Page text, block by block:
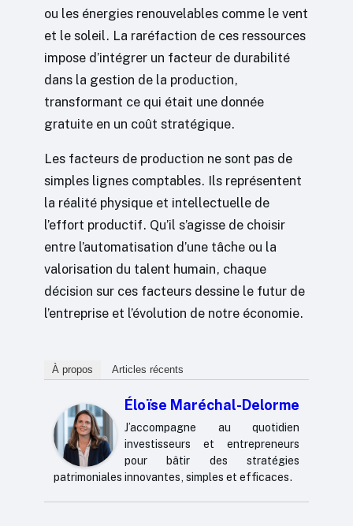
ou les énergies renouvelables comme le vent
et le soleil. La raréfaction de ces ressources
impose d’intégrer un facteur de durabilité
dans la gestion de la production,
transformant ce qui était une donnée
gratuite en un coût stratégique.
Les facteurs de production ne sont pas de
simples lignes comptables. Ils représentent
la réalité physique et intellectuelle de
l’effort productif. Qu’il s’agisse de choisir
entre l’automatisation d’une tâche ou la
valorisation du talent humain, chaque
décision sur ces facteurs dessine le futur de
l’entreprise et l’évolution de notre économie.
À propos Articles récents
Éloïse Maréchal-Delorme
J’accompagne au quotidien
investisseurs et entrepreneurs
pour bâtir des stratégies
patrimoniales innovantes, simples et efficaces.